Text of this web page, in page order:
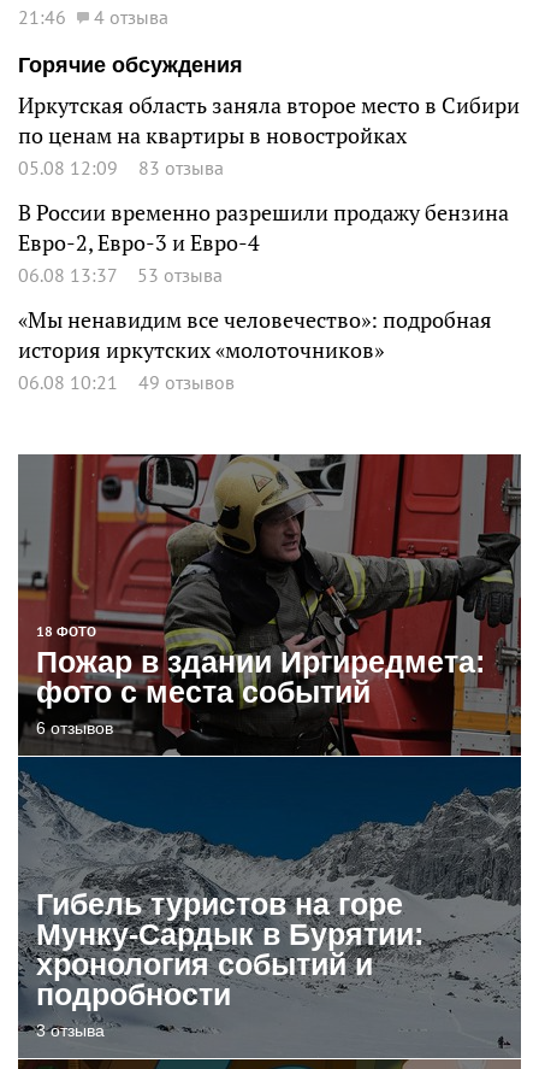
21:46
4 отзыва
Горячие обсуждения
Иркутская область заняла второе место в Сибири
по ценам на квартиры в новостройках
05.08 12:09 83 отзыва
В России временно разрешили продажу бензина
Евро-2, Евро-3 и Евро-4
06.08 13:37 53 отзыва
«Мы ненавидим все человечество»: подробная
история иркутских «молоточников»
06.08 10:21 49 отзывов
18 ФОТО
Пожар в здании Иргиредмета:
фото с места событий
6 отзывов
Гибель туристов на горе
Мунку-Сардык в Бурятии:
хронология событий и
подробности
3 отзыва